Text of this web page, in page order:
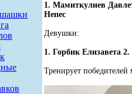
1. Мамиткулиев
Непес
Девушки:
1. Горбик Елизавета
Тренирует победителей